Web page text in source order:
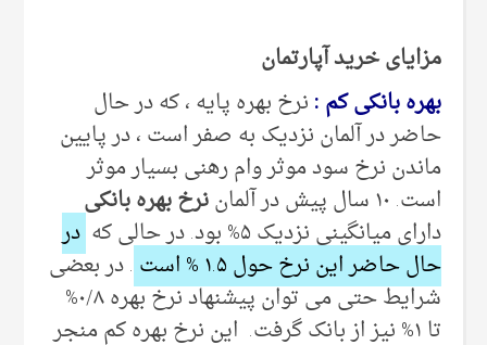
مزایای خرید آپارتمان
بهره بانکی کم :نرخ بهره پایه ، که در حال
حاضر در آلمان نزدیک به صفر است ، در پایین
ماندن نرخ سود موثر وام رهنی بسیار موثر
است.۱۰ سال پیش در آلمان
نرخ بهره بانکی
دارای میانگینی نزدیک ۵% بود. در حالی که
در
حال حاضر این نرخ حول ۱.۵ % است
. در بعضی
شرایط حتی می توان پیشنهاد نرخ بهره ۰/۸%
تا ۱% نیز از بانک گرفت. این نرخ بهره کم منجر